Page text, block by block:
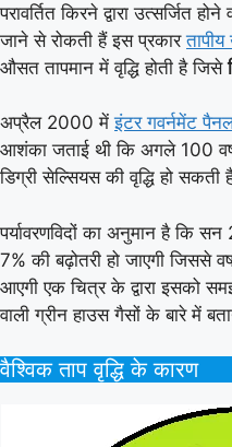
परावर्तित किरने द्वारा उत्सर्जित
जाने से रोकती हैं इस प्रकारतापीय
औसत तापमान में वृद्धि होती है जिसे
अप्रैल 2000 मेंइंटर गवर्नमेंट
आशंका जताई थी कि अगले 100
डिग्री सेल्सियस की वृद्धि हो सकती
पर्यावरणविदों का अनुमान है कि
7% की बढ़ोतरी हो जाएगी जिससे
आएगी एक चित्र के द्वारा इसको
वाली ग्रीन हाउस गैसों के बारे में
वैश्विक ताप वृद्धि के कारण